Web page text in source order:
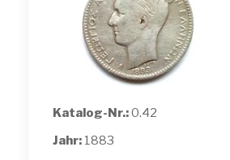
Katalog-Nr.:0.42
Jahr: 1883